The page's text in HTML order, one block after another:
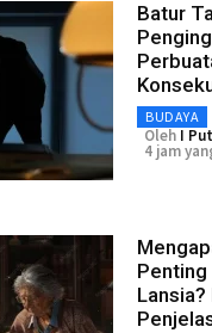
Batur
BUDAYA
Oleh I
4 jam
Penting
Lansia?